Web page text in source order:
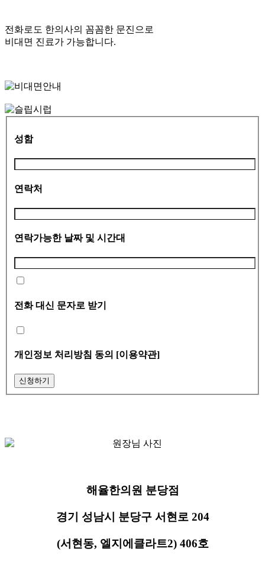
전화로도 한의사의 꼼꼼한 문진으로
비대면 진료가 가능합니다.
성함
연락처
연락가능한 날짜 및 시간대
전화 대신 문자로 받기
개인정보 처리방침 동의 [이용약관]
해율한의원 분당점
경기 성남시 분당구 서현로 204
(서현동, 엘지에클라트2) 406호